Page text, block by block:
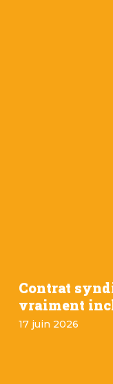
Contrat
vraiment
17 juin 2026